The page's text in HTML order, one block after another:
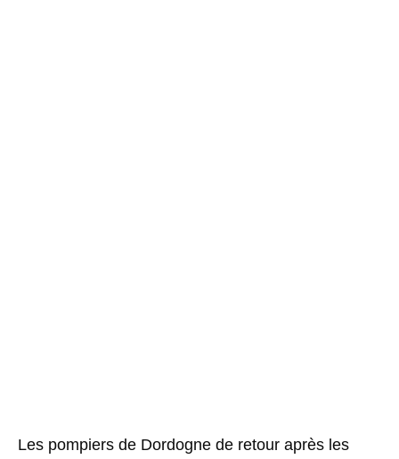
Les pompiers de Dordogne de retour après les